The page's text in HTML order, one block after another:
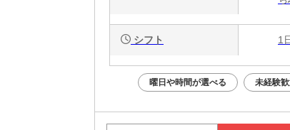
シフト 1
曜日や時間が選べる 未経験